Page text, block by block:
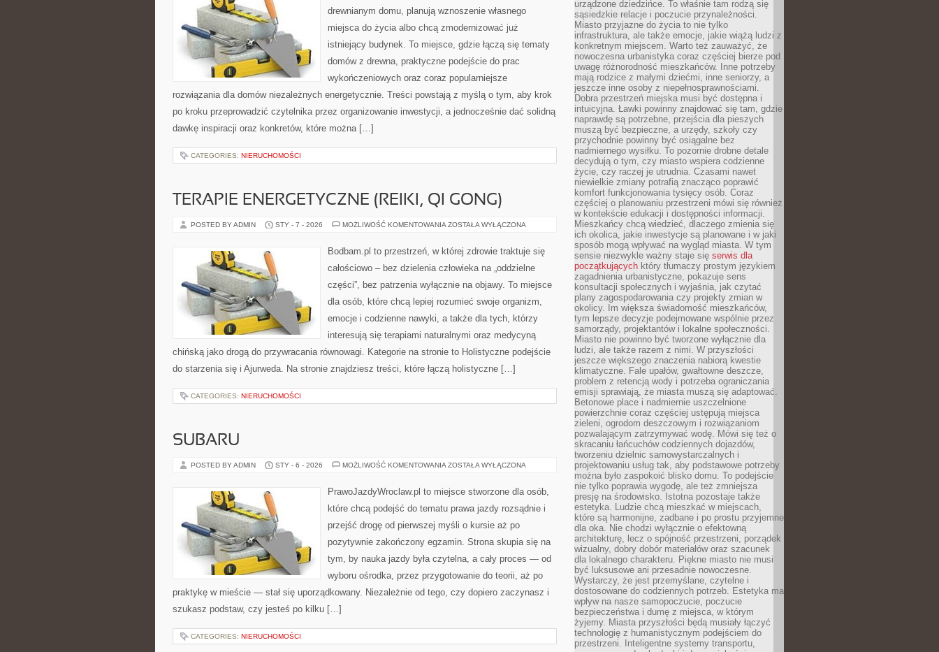
drewnianym domu, planują wznoszenie własnego
miejsca do życia albo chcą zmodernizować już
istniejący budynek. To miejsce, gdzie łączą się tematy
domów z drewna, praktyczne podejście do prac
wykończeniowych oraz coraz popularniejsze
rozwiązania dla domów niezależnych energetycznie. Treści powstają z myślą o tym, aby krok
po kroku przeprowadzić czytelnika przez organizowanie inwestycji, a jednocześnie dać solidną
dawkę inspiracji oraz konkretów, które można […]
CATEGORIES: NIERUCHOMOŚCI
TERAPIE ENERGETYCZNE (REIKI, QI GONG)
POSTED BY ADMIN STY - 7 - 2026 MOŻLIWOŚĆ KOMENTOWANIA TERAPIE
QI
GONG)
ZOSTAŁA WYŁĄCZONA
Bodbam.pl to przestrzeń, w której zdrowie traktuje się
całościowo – bez dzielenia człowieka na „oddzielne
części”, bez patrzenia wyłącznie na objawy. To miejsce
dla osób, które chcą lepiej rozumieć swoje organizm,
emocje i codzienne nawyki, a także dla tych, którzy
interesują się terapiami naturalnymi oraz medycyną
chińską jako drogą do przywracania równowagi. Kategorie na stronie to Holistyczne podejście
do starzenia się i Ajurweda. Na stronie znajdziesz treści, które łączą holistyczne […]
CATEGORIES: NIERUCHOMOŚCI
SUBARU
POSTED BY ADMIN STY - 6 - 2026 MOŻLIWOŚĆ KOMENTOWANIA SUBARU
ZOSTAŁA WYŁĄCZONA
PrawoJazdyWroclaw.pl to miejsce stworzone dla osób,
które chcą podejść do tematu prawa jazdy rozsądnie i
przejść drogę od pierwszej myśli o kursie aż po
pozytywnie zakończony egzamin. Strona skupia się na
tym, by nauka jazdy była czytelna, a cały proces — od
wyboru ośrodka, przez przygotowanie do teorii, aż po
praktykę w mieście — stał się uporządkowany. Niezależnie od tego, czy dopiero zaczynasz i
szukasz podstaw, czy jesteś po kilku […]
CATEGORIES: NIERUCHOMOŚCI
urządzone dziedzińce. To właśnie tam rodzą się
sąsiedzkie relacje i poczucie przynależności.
Miasto przyjazne do życia to nie tylko
infrastruktura, ale także emocje, jakie wiążą ludzi z
konkretnym miejscem. Warto też zauważyć, że
nowoczesna urbanistyka coraz częściej bierze pod
uwagę różnorodność mieszkańców. Inne potrzeby
mają rodzice z małymi dziećmi, inne seniorzy, a
jeszcze inne osoby z niepełnosprawnościami.
Dobra przestrzeń miejska musi być dostępna i
intuicyjna. Ławki powinny znajdować się tam, gdzie
naprawdę są potrzebne, przejścia dla pieszych
muszą być bezpieczne, a urzędy, szkoły czy
przychodnie powinny być osiągalne bez
nadmiernego wysiłku. To pozornie drobne detale
decydują o tym, czy miasto wspiera codzienne
życie, czy raczej je utrudnia. Czasami nawet
niewielkie zmiany potrafią znacząco poprawić
komfort funkcjonowania tysięcy osób. Coraz
częściej o planowaniu przestrzeni mówi się również
w kontekście edukacji i dostępności informacji.
Mieszkańcy chcą wiedzieć, dlaczego zmienia się
ich okolica, jakie inwestycje są planowane i w jaki
sposób mogą wpływać na wygląd miasta. W tym
sensie niezwykle ważny staje się serwis dla
początkujących który tłumaczy prostym językiem
zagadnienia urbanistyczne, pokazuje sens
konsultacji społecznych i wyjaśnia, jak czytać
plany zagospodarowania czy projekty zmian w
okolicy. Im większa świadomość mieszkańców,
tym lepsze decyzje podejmowane wspólnie przez
samorządy, projektantów i lokalne społeczności.
Miasto nie powinno być tworzone wyłącznie dla
ludzi, ale także razem z nimi. W przyszłości
jeszcze większego znaczenia nabiorą kwestie
klimatyczne. Fale upałów, gwałtowne deszcze,
problem z retencją wody i potrzeba ograniczania
emisji sprawiają, że miasta muszą się adaptować.
Betonowe place i nadmiernie uszczelnione
powierzchnie coraz częściej ustępują miejsca
zieleni, ogrodom deszczowym i rozwiązaniom
pozwalającym zatrzymywać wodę. Mówi się też o
skracaniu łańcuchów codziennych dojazdów,
tworzeniu dzielnic samowystarczalnych i
projektowaniu usług tak, aby podstawowe potrzeby
można było zaspokoić blisko domu. To podejście
nie tylko poprawia wygodę, ale też zmniejsza
presję na środowisko. Istotna pozostaje także
estetyka. Ludzie chcą mieszkać w miejscach,
które są harmonijne, zadbane i po prostu przyjemne
dla oka. Nie chodzi wyłącznie o efektowną
architekturę, lecz o spójność przestrzeni, porządek
wizualny, dobry dobór materiałów oraz szacunek
dla lokalnego charakteru. Piękne miasto nie musi
być luksusowe ani przesadnie nowoczesne.
Wystarczy, że jest przemyślane, czytelne i
dostosowane do codziennych potrzeb. Estetyka ma
wpływ na nasze samopoczucie, poczucie
bezpieczeństwa i dumę z miejsca, w którym
żyjemy. Miasta przyszłości będą musiały łączyć
technologię z humanistycznym podejściem do
przestrzeni. Inteligentne systemy transportu,